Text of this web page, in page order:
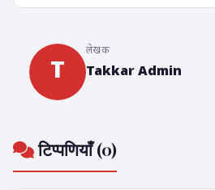
T
लेखक
Takkar Admin
टिप्पणियाँ (0)